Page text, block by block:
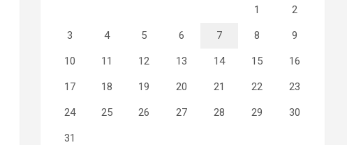
1 2
3 4 5 6 7 8 9
10 11 12 13 14 15 16
17 18 19 20 21 22 23
24 25 26 27 28 29 30
31